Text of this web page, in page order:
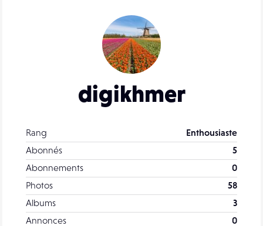
digikhmer
Rang
Enthousiaste
Abonnés
5
Abonnements
0
Photos
58
Albums
3
Annonces
0